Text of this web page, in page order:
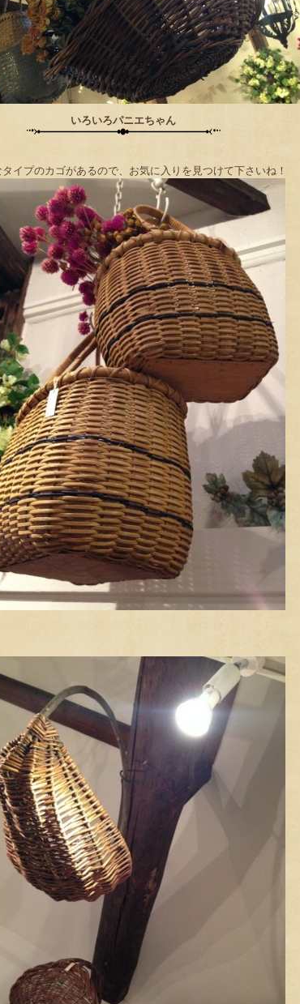
いろいろパニエちゃん
イプのカゴがあるので、お気に入りを見つけて下さいね！